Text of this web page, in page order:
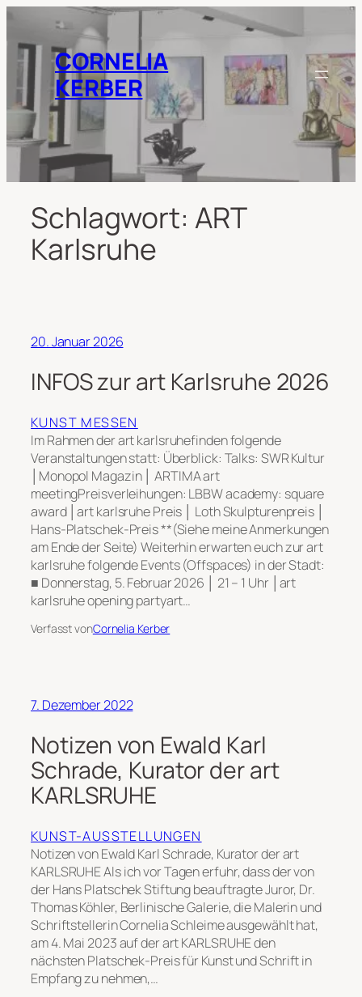
springenCORNELIA
KERBER
Schlagwort: ART
Karlsruhe
20. Januar 2026
INFOS zur art Karlsruhe 2026
KUNST MESSEN
Im Rahmen der art karlsruhefinden folgende
Veranstaltungen statt: Überblick: Talks: SWR Kultur
│Monopol Magazin │ ARTIMA art
meetingPreisverleihungen: LBBW academy: square
award │art karlsruhe Preis │ Loth Skulpturenpreis │
Hans-Platschek-Preis **(Siehe meine Anmerkungen
am Ende der Seite) Weiterhin erwarten euch zur art
karlsruhe folgende Events (Offspaces) in der Stadt:
■ Donnerstag, 5. Februar 2026 │ 21 – 1 Uhr │art
karlsruhe opening partyart…
Verfasst vonCornelia Kerber
7. Dezember 2022
Notizen von Ewald Karl
Schrade, Kurator der art
KARLSRUHE
KUNST-AUSSTELLUNGEN
Notizen von Ewald Karl Schrade, Kurator der art
KARLSRUHE Als ich vor Tagen erfuhr, dass der von
der Hans Platschek Stiftung beauftragte Juror, Dr.
Thomas Köhler, Berlinische Galerie, die Malerin und
Schriftstellerin Cornelia Schleime ausgewählt hat,
am 4. Mai 2023 auf der art KARLSRUHE den
nächsten Platschek-Preis für Kunst und Schrift in
Empfang zu nehmen,…